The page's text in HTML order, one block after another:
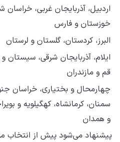
اردبیل، آذربایجان غربی، خراسان
خوزستان و فارس
البرز، کردستان، گلستان و لرستان
ایلام، آذربایجان شرقی، سیستان
قم و مازندران
چهارمحال و بختیاری، خراسان
سمنان، کرمانشاه، کهگیلویه و
و همدان
پیشنهاد می‌شود پیش از انتخاب